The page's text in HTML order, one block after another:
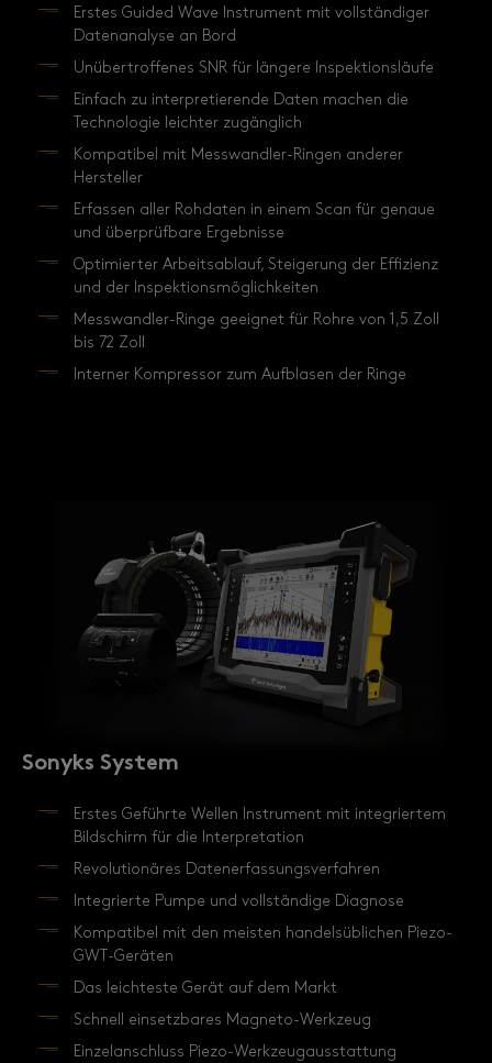
Erstes Guided Wave Instrument mit vollständiger
Datenanalyse an Bord
Unübertroffenes SNR für längere Inspektionsläufe
Einfach zu interpretierende Daten machen die
Technologie leichter zugänglich
Kompatibel mit Messwandler-Ringen anderer
Hersteller
Erfassen aller Rohdaten in einem Scan für genaue
und überprüfbare Ergebnisse
Optimierter Arbeitsablauf, Steigerung der Effizienz
und der Inspektionsmöglichkeiten
Messwandler-Ringe geeignet für Rohre von 1,5 Zoll
bis 72 Zoll
Interner Kompressor zum Aufblasen der Ringe
Sonyks System
Erstes Geführte Wellen Instrument mit integriertem
Bildschirm für die Interpretation
Revolutionäres Datenerfassungsverfahren
Integrierte Pumpe und vollständige Diagnose
Kompatibel mit den meisten handelsüblichen Piezo-
GWT-Geräten
Das leichteste Gerät auf dem Markt
Schnell einsetzbares Magneto-Werkzeug
Einzelanschluss Piezo-Werkzeugausstattung